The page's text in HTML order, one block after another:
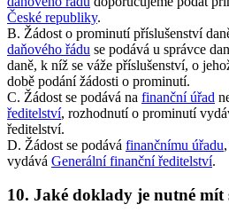
České republiky.
B. Žádost o prominutí příslušenství
daňového řádu se podává u správce
daně, k níž se váže příslušenství, o
době podání žádosti o prominutí.
C. Žádost se podává na finanční úřad
ředitelství, rozhodnutí o prominutí
ředitelství.
D. Žádost se podává finančnímu úřadu
vydává Generální finanční ředitelství.
10. Jaké doklady je nutné mít